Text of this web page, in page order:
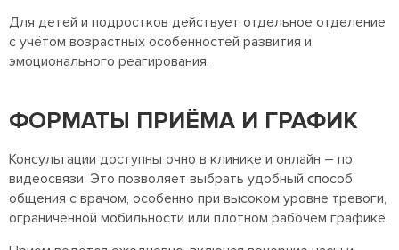
Для детей и подростков действует отдельное отделение
с учётом возрастных особенностей развития и
эмоционального реагирования.
ФОРМАТЫ ПРИЁМА И ГРАФИК
Консультации доступны очно в клинике и онлайн – по
видеосвязи. Это позволяет выбрать удобный способ
общения с врачом, особенно при высоком уровне тревоги,
ограниченной мобильности или плотном рабочем графике.